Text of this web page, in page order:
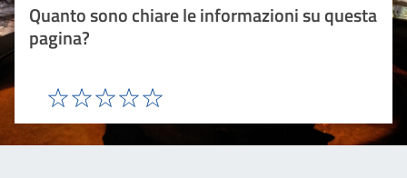
Quanto sono chiare le informazioni su questa
pagina?
Valuta 5 stelle su 5
Valuta 4 stelle su 5
Valuta 3 stelle su 5
Valuta 2 stelle su 5
Valuta 1 stelle su 5